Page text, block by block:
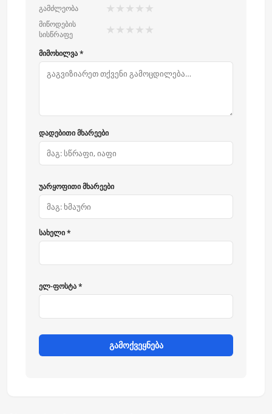
გამძლეობა ★ ★ ★ ★ ★
მიწოდების
სისწრაფე
★ ★ ★ ★ ★
მიმოხილვა *
დადებითი მხარეები
უარყოფითი მხარეები
სახელი *
ელ-ფოსტა *
გამოქვეყნება